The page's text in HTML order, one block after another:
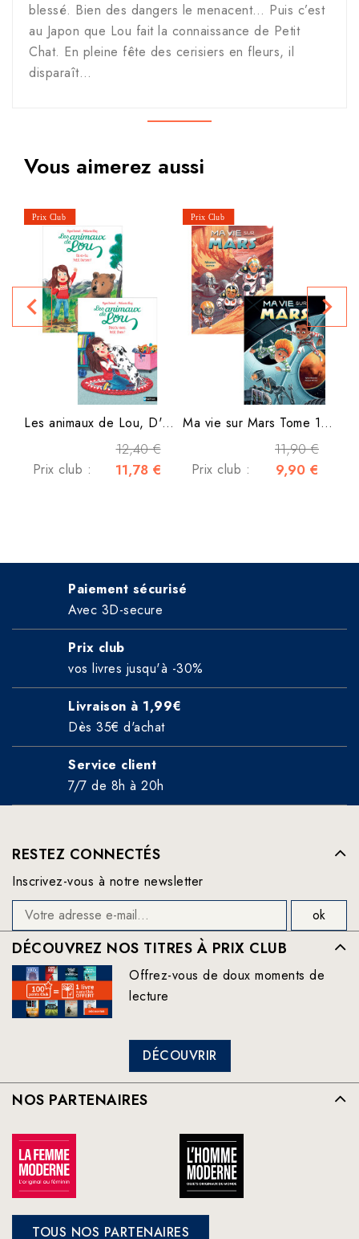
blessé. Bien des dangers le menacent… Puis c’est
au Japon que Lou fait la connaissance de Petit
Chat. En pleine fête des cerisiers en fleurs, il
disparaît…
Vous aimerez aussi
Les animaux de Lou, D'où tu...
12,40 €
Prix club : 11,78 €
Ma vie sur Mars Tome 1 +...
11,90 €
Prix club : 9,90 €
navigate_before navigate_next
Paiement sécurisé
Avec 3D-secure
Prix club
vos livres jusqu'à -30%
Livraison à 1,99€
Dès 35€ d'achat
Service client
7/7 de 8h à 20h
RESTEZ CONNECTÉS
Inscrivez-vous à notre newsletter
DÉCOUVREZ NOS TITRES À PRIX CLUB
Offrez-vous de doux moments de
lecture
DÉCOUVRIR
NOS PARTENAIRES
TOUS NOS PARTENAIRES